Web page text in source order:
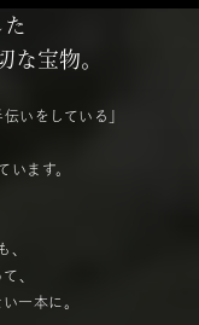
な宝物。
いをしている」
います。
、
、
一本に。